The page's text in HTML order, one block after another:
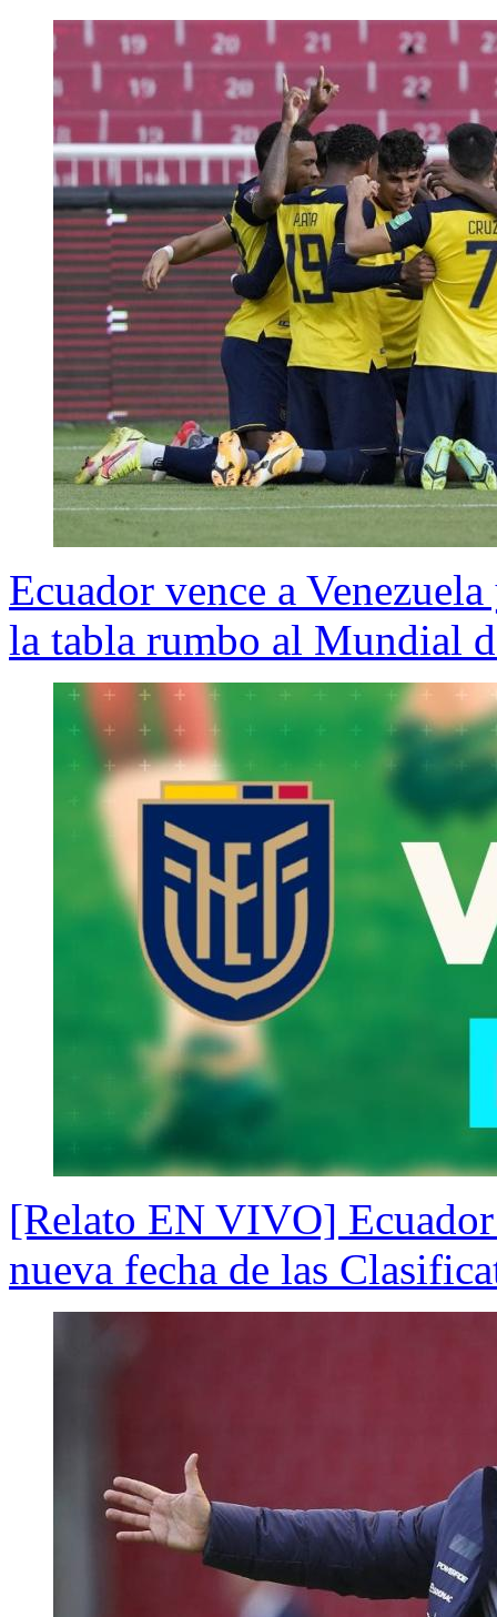
Ecuador vence a
la tabla rumbo al Mundial
[Relato EN VIVO]
nueva fecha de las